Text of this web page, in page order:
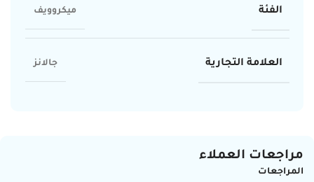
الفئة ميكروويف
العلامة التجارية جالانز
مراجعات العملاء
المراجعات